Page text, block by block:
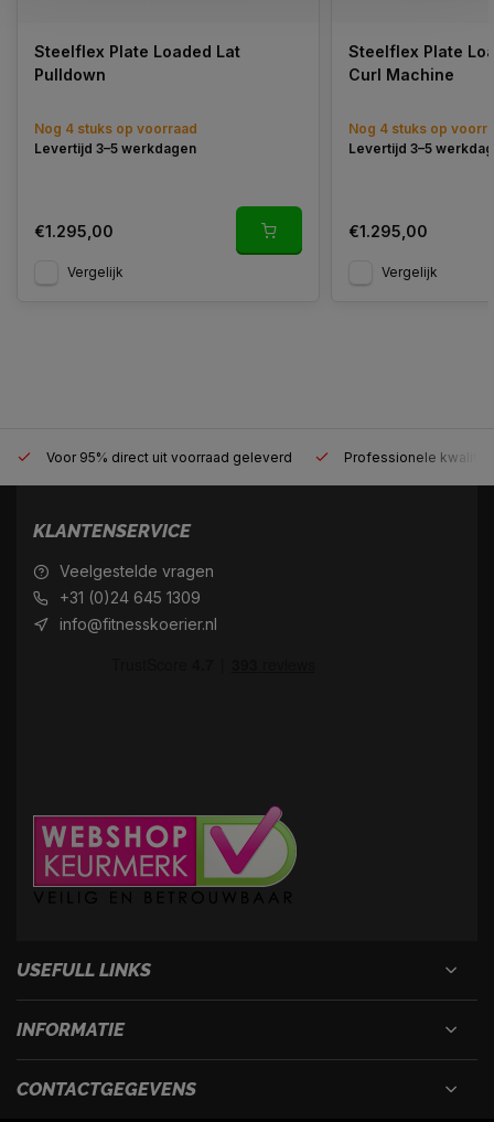
Steelflex Plate Loaded Lat
Pulldown
Nog 4 stuks op voorraad
Levertijd 3–5 werkdagen
€1.295,00
Vergelijk
Steelflex Plate
Curl Machine
Nog 4 stuks op
Levertijd 3–5
€1.295,00
Vergelijk
Voor 95% direct uit voorraad geleverd Professionele
KLANTENSERVICE
Veelgestelde vragen
+31 (0)24 645 1309
info@fitnesskoerier.nl
USEFULL LINKS
INFORMATIE
CONTACTGEGEVENS